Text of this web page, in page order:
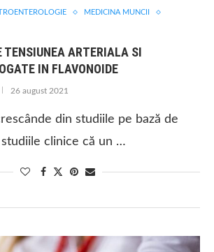
MEDICINA MUNCII
TENSIUNEA ARTERIALA SI
IN FLAVONOIDE
26 august 2021
din studiile pe bază de
clinice că un …